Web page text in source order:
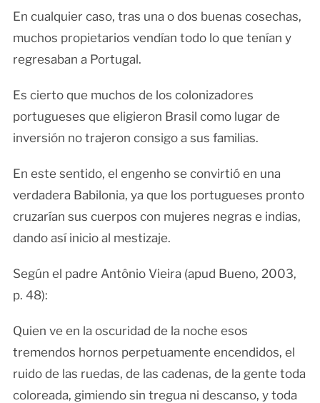
En cualquier caso, tras una o dos buenas cosechas,
muchos propietarios vendían todo lo que tenían y
regresaban a Portugal.
Es cierto que muchos de los colonizadores
portugueses que eligieron Brasil como lugar de
inversión no trajeron consigo a sus familias.
En este sentido, el engenho se convirtió en una
verdadera Babilonia, ya que los portugueses pronto
cruzarían sus cuerpos con mujeres negras e indias,
dando así inicio al mestizaje.
Según el padre Antônio Vieira (apud Bueno, 2003,
p. 48):
Quien ve en la oscuridad de la noche esos
tremendos hornos perpetuamente encendidos, el
ruido de las ruedas, de las cadenas, de la gente toda
coloreada, gimiendo sin tregua ni descanso, y toda